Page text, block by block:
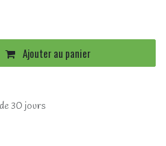
Ajouter au panier
30 jours